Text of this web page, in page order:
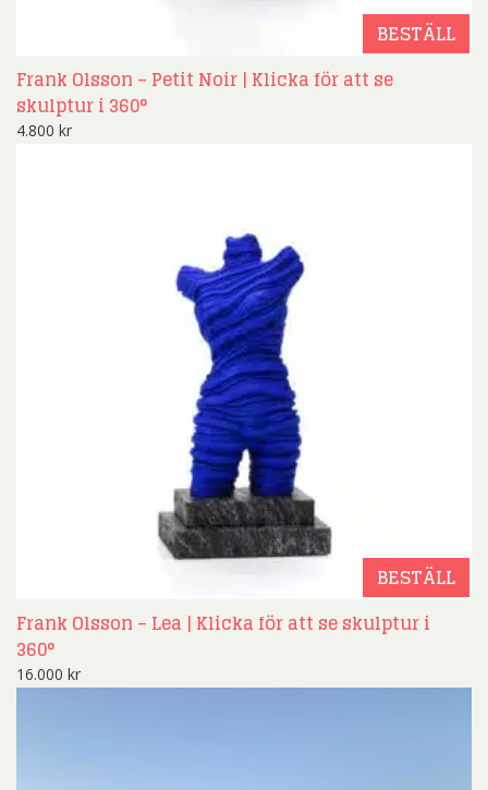
BESTÄLL
Frank Olsson – Petit Noir | Klicka för att se
skulptur i 360°
4.800 kr
BESTÄLL
Frank Olsson – Lea | Klicka för att se skulptur i
360°
16.000 kr